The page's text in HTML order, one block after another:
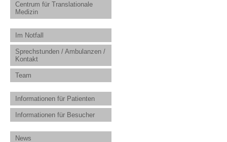
Centrum für Translationale
Medizin
Im Notfall
Sprechstunden / Ambulanzen /
Kontakt
Team
Informationen für Patienten
Informationen für Besucher
News